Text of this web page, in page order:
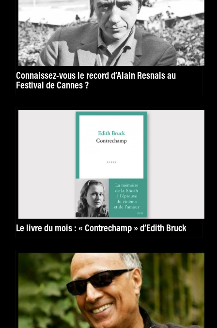
Connaissez-vous le record d’Alain Resnais au
Festival de Cannes ?
Le livre du mois : « Contrechamp » d’Edith Bruck